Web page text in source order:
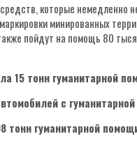
которые немедленно
минированных
пойдут на помощь 80
15 тонн гуманитарной
с
тонн гуманитарной